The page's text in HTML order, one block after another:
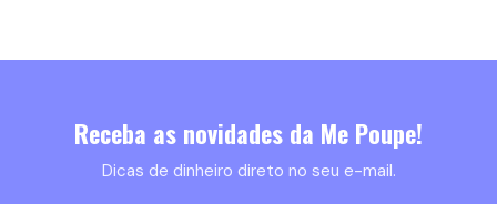
Receba as novidades da Me Poupe!
Dicas de dinheiro direto no seu e-mail.